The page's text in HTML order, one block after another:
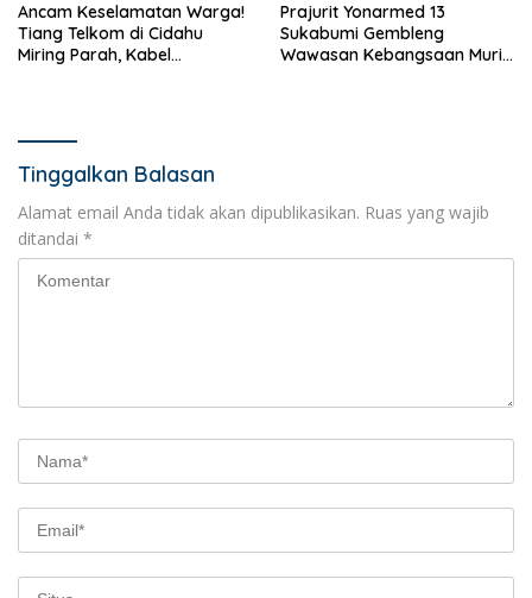
Ancam Keselamatan Warga!
Tiang Telkom di Cidahu
Miring Parah, Kabel
Prajurit Yonarmed 13
Sukabumi Gembleng
Wawasan Kebangsaan Murid
Tinggalkan Balasan
Alamat email Anda tidak akan dipublikasikan. Ruas yang wajib
ditandai *